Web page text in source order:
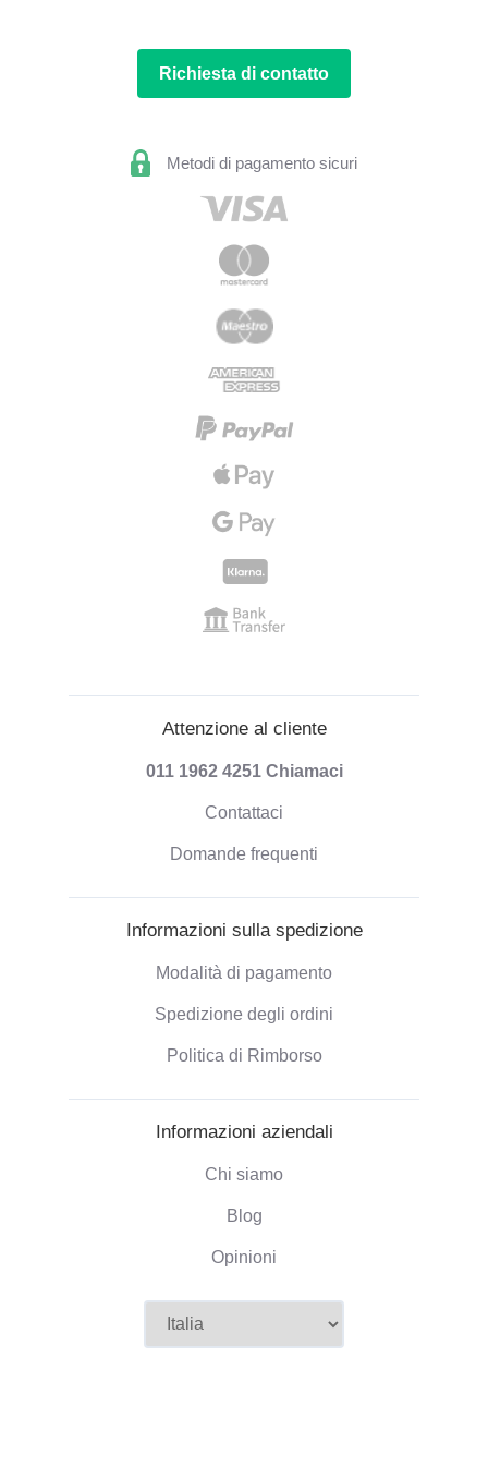
Richiesta di contatto
Metodi di pagamento sicuri
Attenzione al cliente
011 1962 4251 Chiamaci
Contattaci
Domande frequenti
Informazioni sulla spedizione
Modalità di pagamento
Spedizione degli ordini
Politica di Rimborso
Informazioni aziendali
Chi siamo
Blog
Opinioni